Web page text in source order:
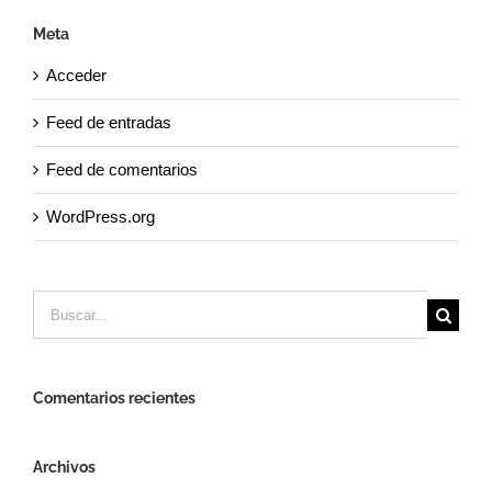
Meta
Acceder
Feed de entradas
Feed de comentarios
WordPress.org
Comentarios recientes
Archivos